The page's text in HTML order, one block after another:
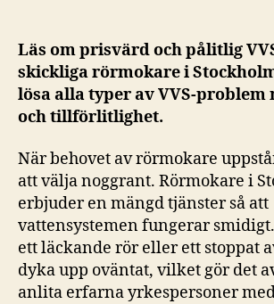
Läs om prisvärd och pålitlig
skickliga rörmokare i
lösa alla typer av VVS-problem
och tillförlitlighet.
När behovet av rörmokare
att välja noggrant. Rörmokare i
erbjuder en mängd tjänster så att
vattensystemen fungerar
ett läckande rör eller ett stoppat
dyka upp oväntat, vilket gör det
anlita erfarna yrkespersoner